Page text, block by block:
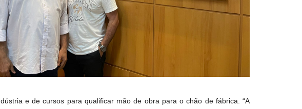
e de cursos para qualificar mão de obra para o chão de fábrica. “A